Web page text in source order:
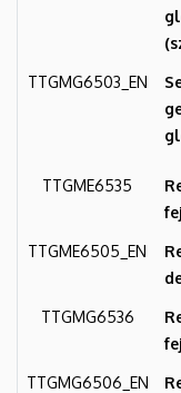
TTGMG6503_EN
TTGME6535
TTGME6505_EN
TTGMG6536
TTGMG6506_EN